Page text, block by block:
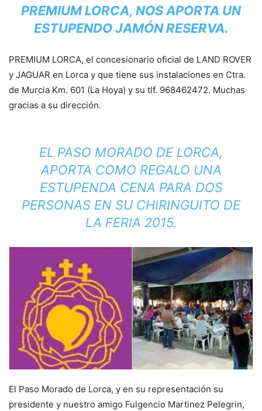
PREMIUM LORCA, NOS APORTA UN
ESTUPENDO JAMÓN RESERVA.
PREMIUM LORCA, el concesionario oficial de LAND ROVER
y JAGUAR en Lorca y que tiene sus instalaciones en Ctra.
de Murcia Km. 601 (La Hoya) y su tlf. 968462472. Muchas
gracias a su dirección.
EL PASO MORADO DE LORCA,
APORTA COMO REGALO UNA
ESTUPENDA CENA PARA DOS
PERSONAS EN SU CHIRINGUITO DE
LA FERIA 2015.
El Paso Morado de Lorca, y en su representación su
presidente y nuestro amigo Fulgencio Martinez Pelegrin,